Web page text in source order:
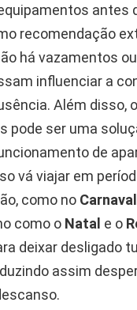
antes
recomendação
há vazamentos
influenciar a
Além disso,
pode ser uma
de
vá viajar em
como no Carnaval
como o Natal e o
deixar desligado
assim